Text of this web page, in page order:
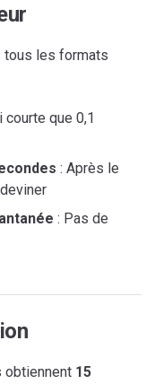
tous les formats
courte que 0,1
: Après le
: Pas de
obtiennent 15